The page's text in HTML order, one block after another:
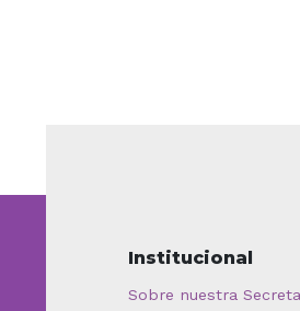
Institucional
Sobre nuestra